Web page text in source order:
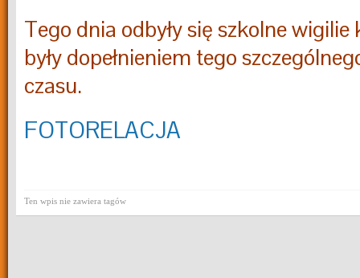
Tego dnia odbyły się szkolne wigilie
były dopełnieniem tego
czasu.
FOTORELACJA
Ten wpis nie zawiera tagów